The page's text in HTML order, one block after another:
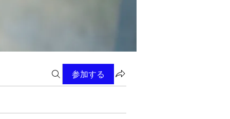
参加する